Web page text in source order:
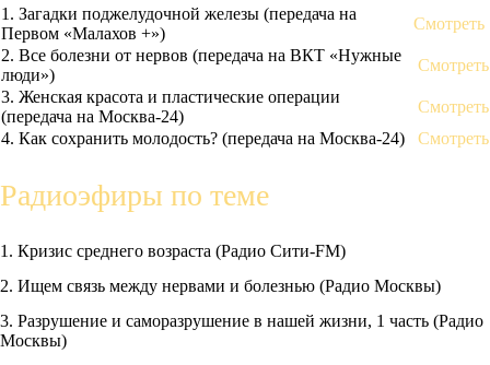
1. Загадки поджелудочной железы (передача на
Первом «Малахов +»)
Смотреть
2. Все болезни от нервов (передача на ВКТ «Нужные
люди»)
Смотреть
3. Женская красота и пластические операции
(передача на Москва-24)
Смотреть
4. Как сохранить молодость? (передача на Москва-24)
Смотреть
Радиоэфиры по теме
1. Кризис среднего возраста (Радио Сити-FM)
2. Ищем связь между нервами и болезнью (Радио Москвы)
3. Разрушение и саморазрушение в нашей жизни, 1 часть (Радио
Москвы)